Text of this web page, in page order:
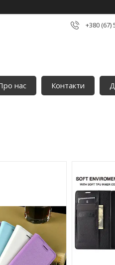
+380 (67)
нас Контакти